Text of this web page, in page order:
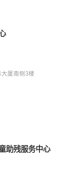
厦南侧3楼
助残服务中心